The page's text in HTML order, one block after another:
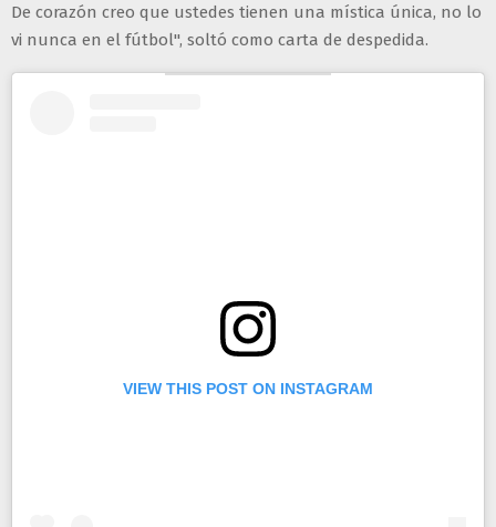
De corazón creo que ustedes tienen una mística única, no lo
vi nunca en el fútbol", soltó como carta de despedida.
VIEW THIS POST ON INSTAGRAM